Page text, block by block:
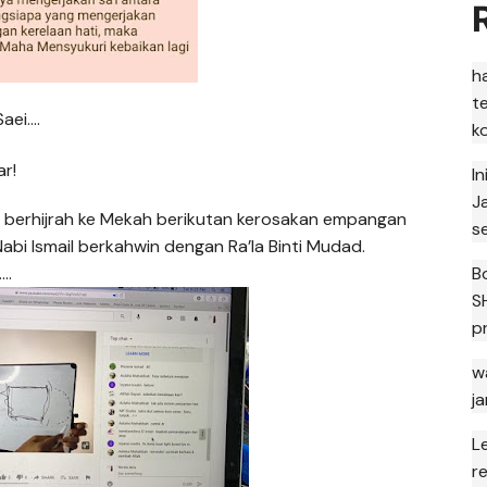
ke Mekah berikutan kerosakan empangan
Ismail berkahwin dengan Ra’la Binti Mudad.